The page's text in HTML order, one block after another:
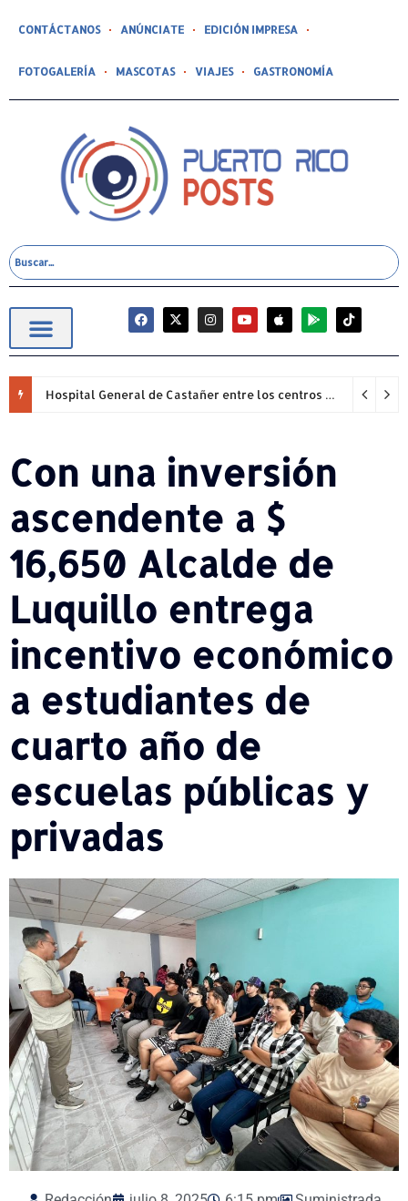
CONTÁCTANOS ANÚNCIATE EDICIÓN IMPRESA
FOTOGALERÍA MASCOTAS VIAJES GASTRONOMÍA
Hospital General de Castañer entre los centros de salud comunitarios con mejor desempeño clínico de Estados Unidos
Con una inversión
ascendente a $
16,650 Alcalde de
Luquillo entrega
incentivo económico
a estudiantes de
cuarto año de
escuelas públicas y
privadas